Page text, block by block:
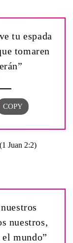
tu espada
tomaren
nuestros,
mundo”